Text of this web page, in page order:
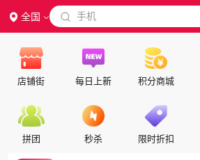
全国  手机
店铺街 每日上新 积分商城
拼团 秒杀 限时折扣
隐私政策
代理合作
交保证金